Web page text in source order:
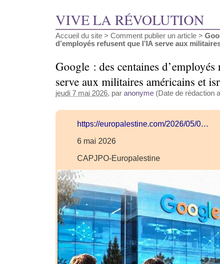
VIVE LA RÉVOLUTION
Accueil du site > Comment publier un article >
d’employés refusent que l’IA serve aux
Google : des centaines
serve aux militaires américains et
jeudi 7 mai 2026, par anonyme (Date de rédaction
https://europalestine.com/2026/05/0…
6 mai 2026
CAPJPO-Europalestine